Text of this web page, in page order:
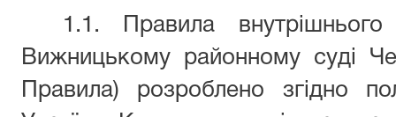
1.1. Правила
Вижницькому районному суді
Правила) розроблено згідно